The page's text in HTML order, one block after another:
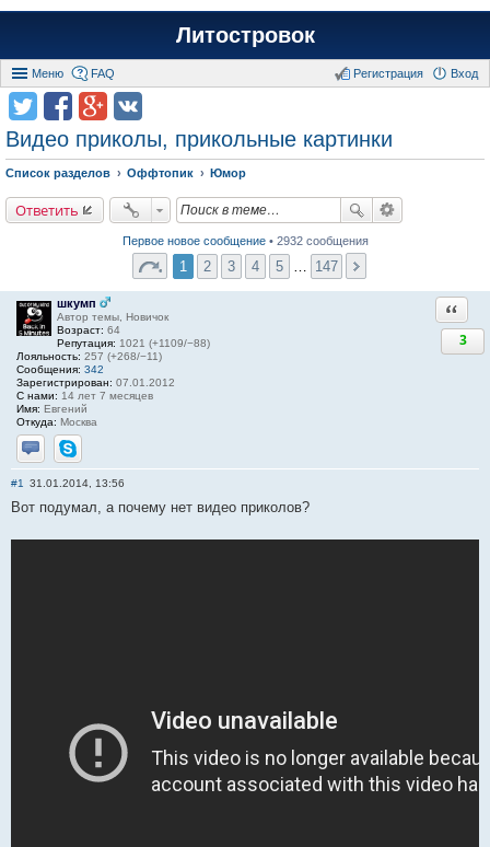
Литостровок
Меню FAQ Вход
Регистрация
Видео приколы, прикольные картинки
Список разделов Оффтопик Юмор
Ответить
Первое новое сообщение• 2932 сообщения
1 2 3 4 5 147
шкумп
Автор темы, Новичок
Возраст: 64
Репутация: 1021 (+1109/−88)
Лояльность: 257 (+268/−11)
Сообщения: 342
Зарегистрирован: 07.01.2012
С нами: 14 лет 7 месяцев
Имя: Евгений
Откуда: Москва
Отправить личное сообщение
Skype
3
#1 31.01.2014, 13:56
Вот подумал, а почему нет видео приколов?